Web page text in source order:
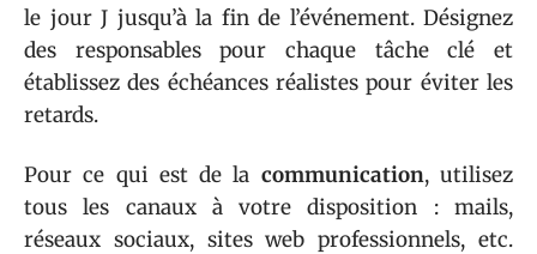
le jour J jusqu’à la fin de l’événement. Désignez
des responsables pour chaque tâche clé et
établissez des échéances réalistes pour éviter les
retards.
Pour ce qui est de la communication, utilisez
tous les canaux à votre disposition : mails,
réseaux sociaux, sites web professionnels, etc.